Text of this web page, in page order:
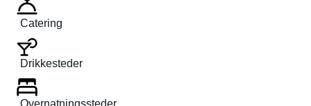
Catering
Drikkesteder
Overnatningssteder